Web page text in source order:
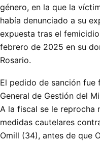
género, en la que la
había denunciado a su
expuesta tras el
febrero de 2025 en su
Rosario.
El pedido de sanción
General de Gestión del
A la fiscal se le reprocha
medidas cautelares
Omill (34), antes de que